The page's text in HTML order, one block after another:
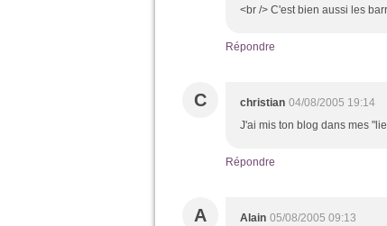
<br /> C'est bien aussi les
Répondre
C christian 04/08/2005 19:14
J'ai mis ton blog dans mes
Répondre
A Alain 05/08/2005 09:13